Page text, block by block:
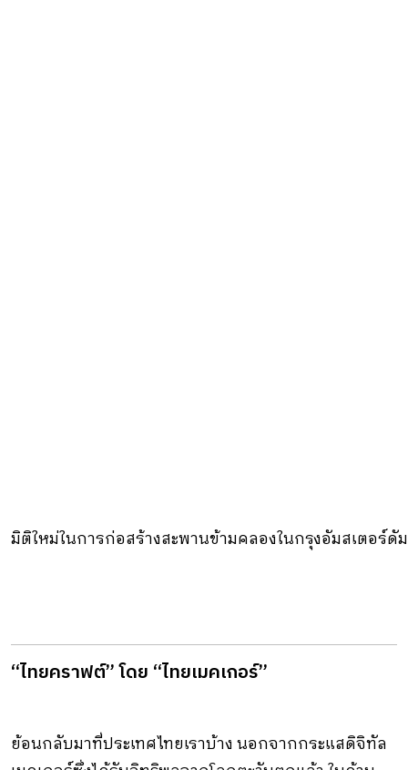
มิติใหม่ในการก่อสร้างสะพานข้ามคลองในกรุงอัมสเตอร์
“ไทยคราฟต์” โดย “ไทยเมคเกอร์”
ย้อนกลับมาที่ประเทศไทยเราบ้าง นอกจากกระแสดิจิทัล